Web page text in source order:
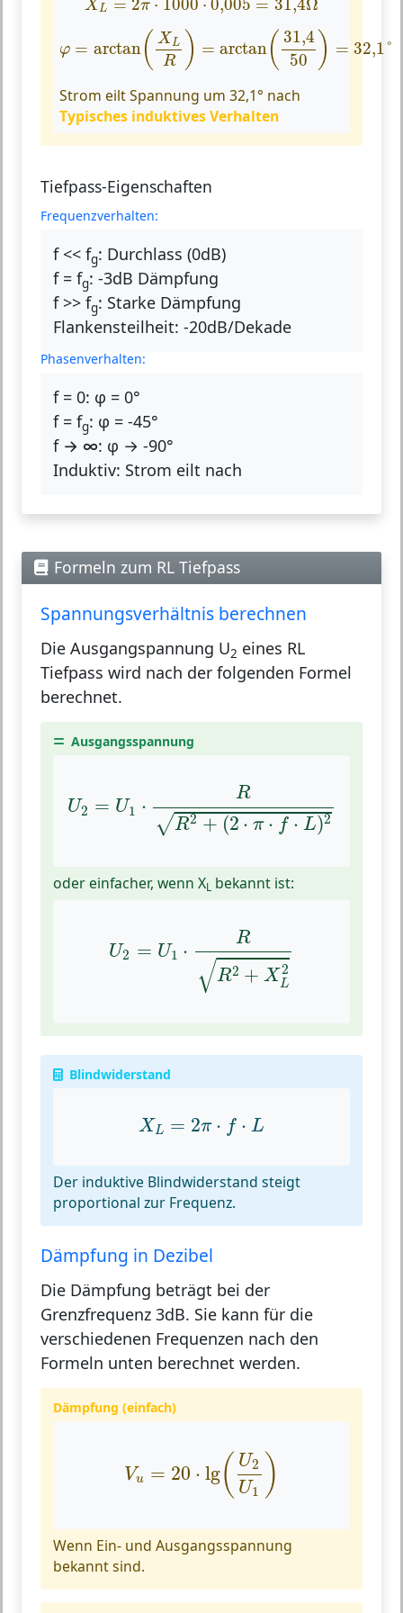
XL = 2π ⋅ 1000 ⋅ 0,005 = 31,4Ω
φ = arctan( XL
R ) = arctan( 31,4
50
) = 32,1°
arctan (XL R) 31,450)=
Strom eilt Spannung um 32,1° nach
Typisches induktives Verhalten
Tiefpass-Eigenschaften
Frequenzverhalten:
f << fg: Durchlass (0dB)
f = fg: -3dB Dämpfung
f >> fg: Starke Dämpfung
Flankensteilheit: -20dB/Dekade
Phasenverhalten:
f = 0: φ = 0°
f = fg: φ = -45°
f → ∞: φ → -90°
Induktiv: Strom eilt nach
Formeln zum RL Tiefpass
Spannungsverhältnis berechnen
Die Ausgangspannung U2 eines RL
Tiefpass wird nach der folgenden Formel
berechnet.
Ausgangsspannung
U2 = U1 ⋅
R
√R2 + (2 ⋅ π ⋅ f ⋅ L)2
⋅π
oder einfacher, wenn XL bekannt ist:
U2 = U1 ⋅
R
√R2 + X 2
L
+X
Blindwiderstand
XL = 2π ⋅ f ⋅ L
2π ⋅L
Der induktive Blindwiderstand steigt
proportional zur Frequenz.
Dämpfung in Dezibel
Die Dämpfung beträgt bei der
Grenzfrequenz 3dB. Sie kann für die
verschiedenen Frequenzen nach den
Formeln unten berechnet werden.
Dämpfung (einfach)
Vu = 20 ⋅ lg( U2
U1 )
U2U 1)
Wenn Ein- und Ausgangsspannung
bekannt sind.